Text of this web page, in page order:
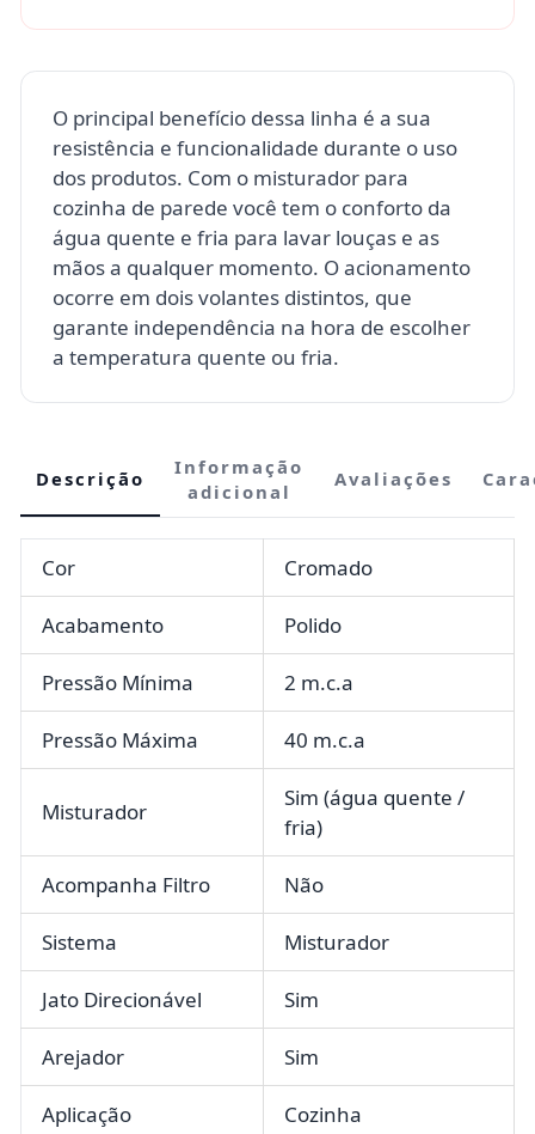
O principal benefício dessa linha é a sua
resistência e funcionalidade durante o uso
dos produtos. Com o misturador para
cozinha de parede você tem o conforto da
água quente e fria para lavar louças e as
mãos a qualquer momento. O acionamento
ocorre em dois volantes distintos, que
garante independência na hora de escolher
a temperatura quente ou fria.
Descrição
Informação
adicional
Avaliações
Cor Cromado
Acabamento Polido
Pressão Mínima 2 m.c.a
Pressão Máxima 40 m.c.a
Misturador
Sim (água quente /
fria)
Acompanha Filtro Não
Sistema Misturador
Jato Direcionável Sim
Arejador Sim
Aplicação Cozinha